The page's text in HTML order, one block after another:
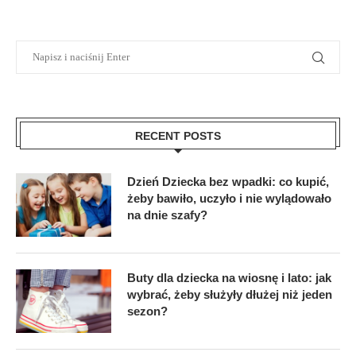
RECENT POSTS
Dzień Dziecka bez wpadki: co kupić,
żeby bawiło, uczyło i nie wylądowało
na dnie szafy?
Buty dla dziecka na wiosnę i lato: jak
wybrać, żeby służyły dłużej niż jeden
sezon?